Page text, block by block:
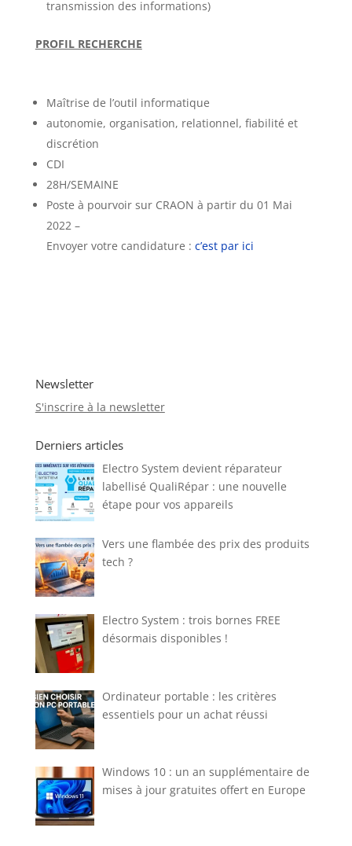
transmission des informations)
PROFIL RECHERCHE
Maîtrise de l’outil informatique
autonomie, organisation, relationnel, fiabilité et
discrétion
CDI
28H/SEMAINE
Poste à pourvoir sur CRAON à partir du 01 Mai
2022 –
Envoyer votre candidature : c’est par ici
Newsletter
S'inscrire à la newsletter
Derniers articles
Electro System devient réparateur
labellisé QualiRépar : une nouvelle
étape pour vos appareils
Vers une flambée des prix des produits
tech ?
Electro System : trois bornes FREE
désormais disponibles !
Ordinateur portable : les critères
essentiels pour un achat réussi
Windows 10 : un an supplémentaire de
mises à jour gratuites offert en Europe